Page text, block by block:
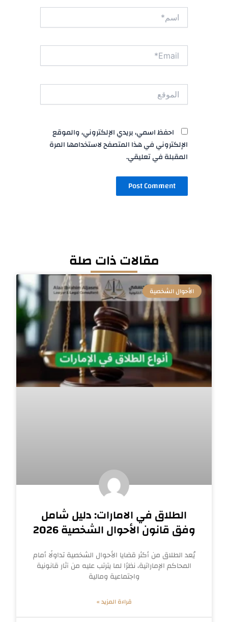
اسم*
Email*
الموقع
احفظ اسمي، بريدي الإلكتروني، والموقع
الإلكتروني في هذا المتصفح لاستخدامها المرة
المقبلة في تعليقي.
مقالات ذات صلة
الأحوال الشخصية
الطلاق في الامارات: دليل شامل
وفق قانون الأحوال الشخصية 2026
يُعد الطلاق من أكثر قضايا الأحوال الشخصية تداولًا أمام
المحاكم الإماراتية، نظرًا لما يترتب عليه من آثار قانونية
واجتماعية ومالية
قراءة المزيد »